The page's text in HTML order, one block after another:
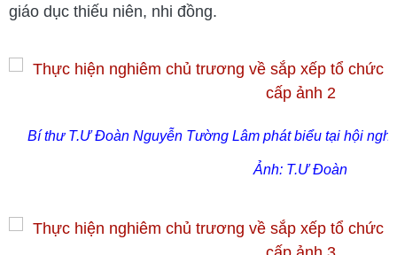
giáo dục thiếu niên, nhi đồng.
Bí thư T.Ư Đoàn Nguyễn Tường Lâm phát biểu tại hội
Ảnh: T.Ư Đoàn